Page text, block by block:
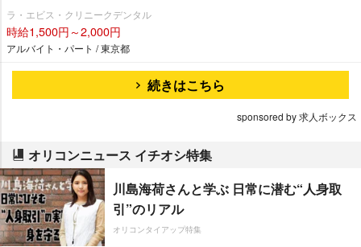
ラ・エビス・クリニークデンタル
時給1,500円～2,000円
アルバイト・パート / 東京都
続きはこちら
sponsored by 求人ボックス
オリコンニュース イチオシ特集
川島海荷さんと学ぶ 日常に潜む“人身取
引”のリアル
オリコンタイアップ特集